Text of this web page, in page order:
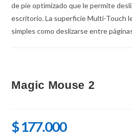
de pie optimizado que le permite
escritorio. La superficie Multi-Touch
simples como deslizarse entre
Magic Mouse 2
$177.000